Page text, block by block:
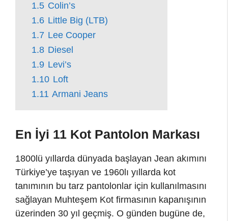
1.5 Colin’s
1.6 Little Big (LTB)
1.7 Lee Cooper
1.8 Diesel
1.9 Levi’s
1.10 Loft
1.11 Armani Jeans
En İyi 11 Kot Pantolon Markası
1800lü yıllarda dünyada başlayan Jean akımını
Türkiye’ye taşıyan ve 1960lı yıllarda kot
tanımının bu tarz pantolonlar için kullanılmasını
sağlayan Muhteşem Kot firmasının kapanışının
üzerinden 30 yıl geçmiş. O günden bugüne de,